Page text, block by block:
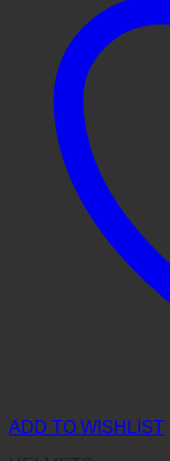
ADD TO WISHLIST